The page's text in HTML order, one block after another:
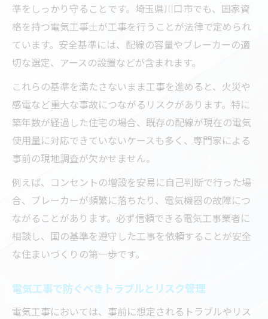
準をしっかり守ることです。埼玉県川口市でも、国家資
格を持つ電気工事士が工事を行うことが法律で定められ
ています。安全基準には、配線の容量やブレーカーの適
切な選定、アースの設置などが含まれます。
これらの基準を満たさないまま工事を進めると、火災や
感電など重大な事故につながるリスクがあります。特に
築年数が経過した住宅の場合、既存の配線が現在の電気
使用量に対応できていないケースも多く、専門家による
事前の現地調査が欠かせません。
例えば、コンセントの増設を安易に自己判断で行った場
合、ブレーカーが頻繁に落ちたり、電気機器の故障につ
ながることがあります。必ず信頼できる電気工事業者に
相談し、国の基準を遵守した工事を依頼することが安全
な住まいづくりの第一歩です。
電気工事で防ぐべきトラブルとリスク管理
電気工事においては、事前に想定されるトラブルやリス